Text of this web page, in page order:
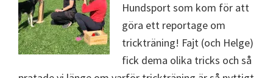
Hundsport som kom för att
göra ett reportage om
trickträning! Fajt (och Helge)
fick dema olika tricks och så